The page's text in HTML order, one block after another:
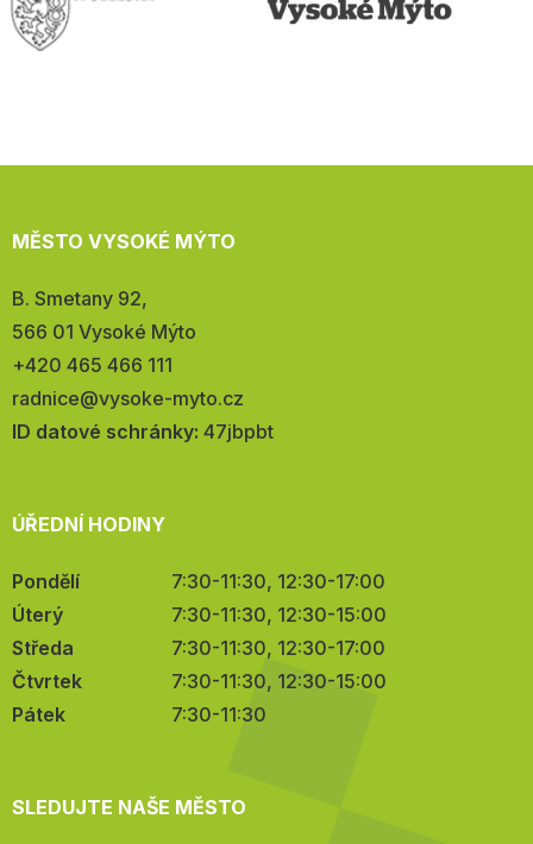
MĚSTO VYSOKÉ MÝTO
Adresa:
B. Smetany 92,
566 01 Vysoké Mýto
Telefon:
+420 465 466 111
E-
mail:
radnice@vysoke-myto.cz
ID datové schránky: 47jbpbt
ÚŘEDNÍ HODINY
Pondělí
7:30-11:30, 12:30-17:00
Úterý
7:30-11:30, 12:30-15:00
Středa
7:30-11:30, 12:30-17:00
Čtvrtek
7:30-11:30, 12:30-15:00
Pátek
7:30-11:30
SLEDUJTE NAŠE MĚSTO